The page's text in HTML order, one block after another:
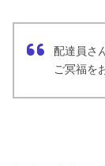
配達員さ
ご冥福を